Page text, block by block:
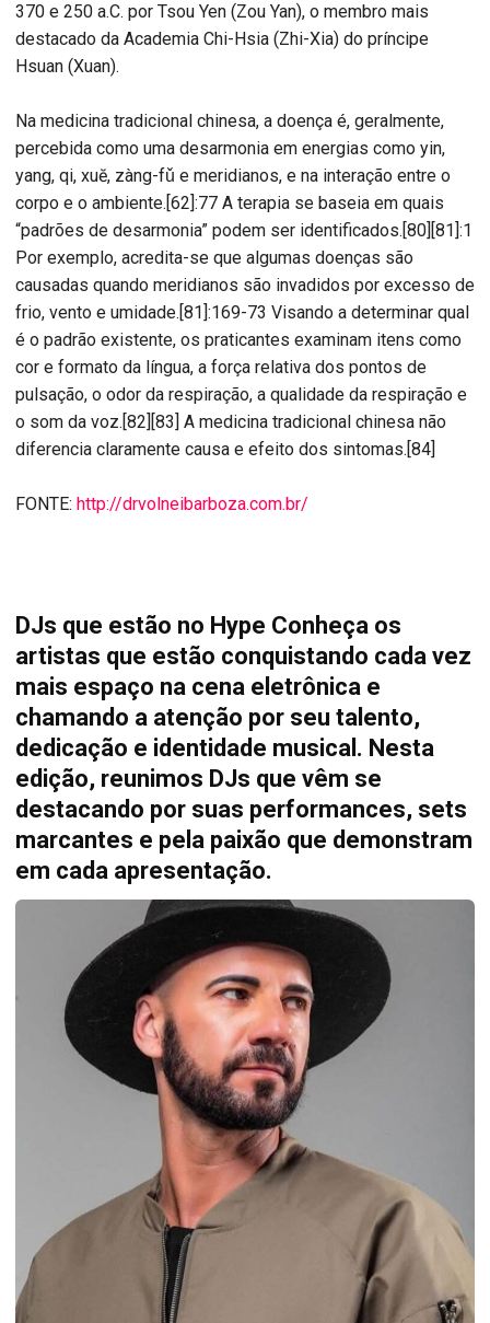
370 e 250 a.C. por Tsou Yen (Zou Yan), o membro mais
destacado da Academia Chi-Hsia (Zhi-Xia) do príncipe
Hsuan (Xuan).
Na medicina tradicional chinesa, a doença é, geralmente,
percebida como uma desarmonia em energias como yin,
yang, qi, xuĕ, zàng-fǔ e meridianos, e na interação entre o
corpo e o ambiente.[62]:77 A terapia se baseia em quais
“padrões de desarmonia” podem ser identificados.[80][81]:1
Por exemplo, acredita-se que algumas doenças são
causadas quando meridianos são invadidos por excesso de
frio, vento e umidade.[81]:169-73 Visando a determinar qual
é o padrão existente, os praticantes examinam itens como
cor e formato da língua, a força relativa dos pontos de
pulsação, o odor da respiração, a qualidade da respiração e
o som da voz.[82][83] A medicina tradicional chinesa não
diferencia claramente causa e efeito dos sintomas.[84]
FONTE: http://drvolneibarboza.com.br/
DJs que estão no Hype Conheça os
artistas que estão conquistando cada vez
mais espaço na cena eletrônica e
chamando a atenção por seu talento,
dedicação e identidade musical. Nesta
edição, reunimos DJs que vêm se
destacando por suas performances, sets
marcantes e pela paixão que demonstram
em cada apresentação.